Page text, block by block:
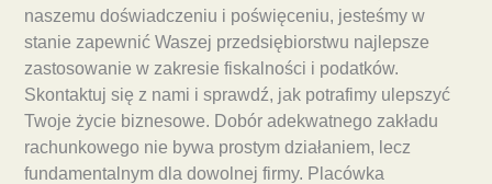
naszemu doświadczeniu i poświęceniu, jesteśmy w
stanie zapewnić Waszej przedsiębiorstwu najlepsze
zastosowanie w zakresie fiskalności i podatków.
Skontaktuj się z nami i sprawdź, jak potrafimy ulepszyć
Twoje życie biznesowe. Dobór adekwatnego zakładu
rachunkowego nie bywa prostym działaniem, lecz
fundamentalnym dla dowolnej firmy. Placówka